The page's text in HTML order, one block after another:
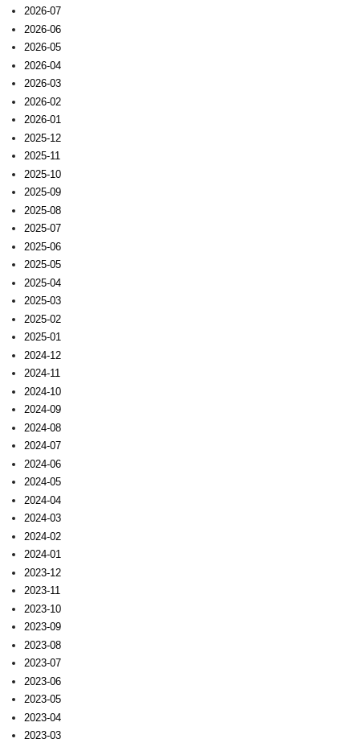
2026-07
2026-06
2026-05
2026-04
2026-03
2026-02
2026-01
2025-12
2025-11
2025-10
2025-09
2025-08
2025-07
2025-06
2025-05
2025-04
2025-03
2025-02
2025-01
2024-12
2024-11
2024-10
2024-09
2024-08
2024-07
2024-06
2024-05
2024-04
2024-03
2024-02
2024-01
2023-12
2023-11
2023-10
2023-09
2023-08
2023-07
2023-06
2023-05
2023-04
2023-03